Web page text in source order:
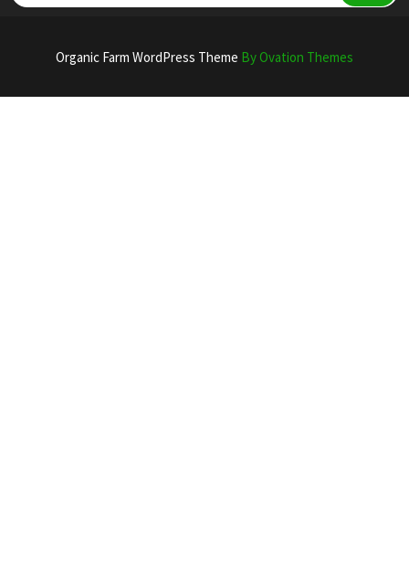
Organic Farm WordPress Theme By Ovation Themes